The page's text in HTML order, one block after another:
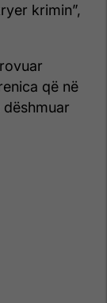
krimin”,
që në